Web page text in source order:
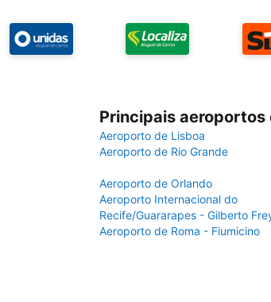
Principais aeroportos
Aeroporto de Lisboa
Aeroporto de Rio Grande
Aeroporto de Orlando
Aeroporto Internacional do
Recife/Guararapes - Gilberto
Aeroporto de Roma - Fiumicino